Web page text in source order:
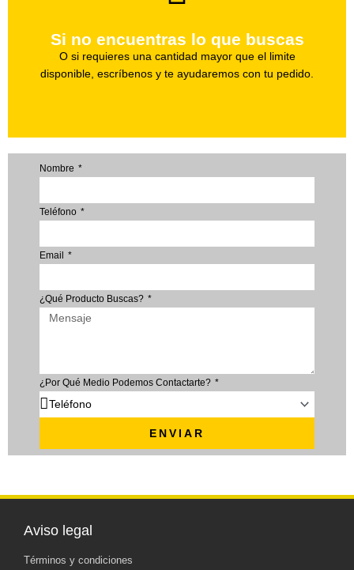
Si no encuentras lo que buscas
O si requieres una cantidad mayor que el limite
disponible, escríbenos y te ayudaremos con tu pedido.
Haz tu pedido
Nombre
Teléfono
Email
¿Qué Producto Buscas?
¿Por Qué Medio Podemos Contactarte?
ENVIAR
Aviso legal
Términos y condiciones